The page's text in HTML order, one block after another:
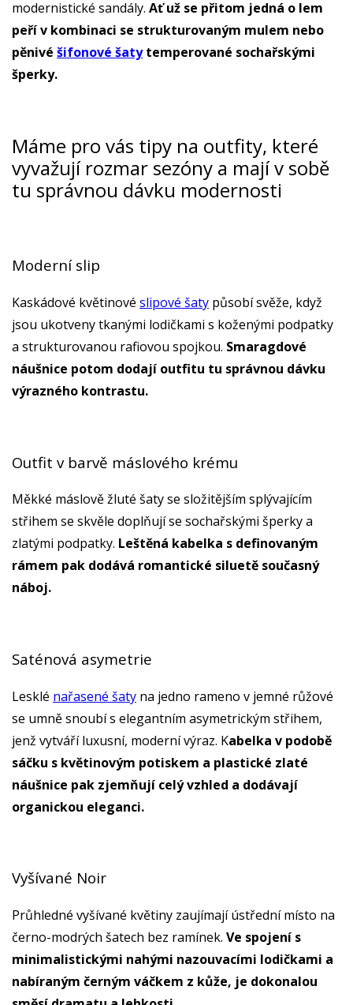
modernistické sandály. Ať už se přitom jedná o lem
peří v kombinaci se strukturovaným mulem nebo
pěnivé šifonové šatytemperované sochařskými
šperky.
Máme pro vás tipy na outfity, které
vyvažují rozmar sezóny a mají v sobě
tu správnou dávku modernosti
Moderní slip
Kaskádové květinové slipové šaty působí svěže, když
jsou ukotveny tkanými lodičkami s koženými podpatky
a strukturovanou rafiovou spojkou. Smaragdové
náušnice potom dodají outfitu tu správnou dávku
výrazného kontrastu.
Outfit v barvě máslového krému
Měkké máslově žluté šaty se složitějším splývajícím
střihem se skvěle doplňují se sochařskými šperky a
zlatými podpatky. Leštěná kabelka s definovaným
rámem pak dodává romantické siluetě současný
náboj.
Saténová asymetrie
Lesklé nařasené šaty na jedno rameno v jemné růžové
se umně snoubí s elegantním asymetrickým střihem,
jenž vytváří luxusní, moderní výraz. Kabelka v podobě
sáčku s květinovým potiskem a plastické zlaté
náušnice pak zjemňují celý vzhled a dodávají
organickou eleganci.
Vyšívané Noir
Průhledné vyšívané květiny zaujímají ústřední místo na
černo-modrých šatech bez ramínek. Ve spojení s
minimalistickými nahými nazouvacími lodičkami a
nabíraným černým váčkem z kůže, je dokonalou